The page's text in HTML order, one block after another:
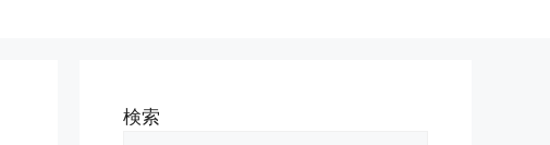
検索